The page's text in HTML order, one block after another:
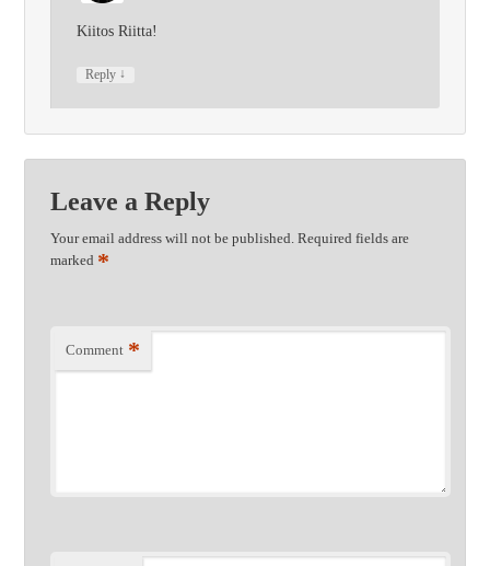
Kiitos Riitta!
Reply ↓
Leave a Reply
Your email address will not be published. Required fields are
marked *
Comment *